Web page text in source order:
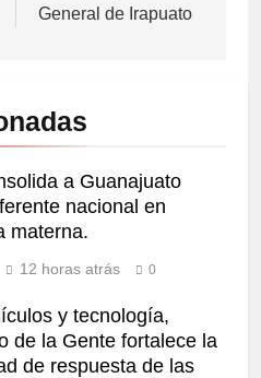
General de Irapuato
a Guanajuato
nacional en
materna.
12 horas atrás 0
y tecnología,
de la Gente fortalece la
de respuesta de las